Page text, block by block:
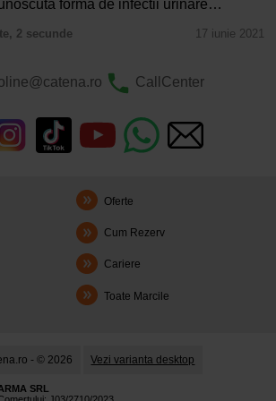
forma de infectii urinare…
2 secunde 17 iunie 2021
CallCenter
Oferte
Cum Rezerv
Cariere
Toate Marcile
- © 2026 Vezi varianta desktop
SRL